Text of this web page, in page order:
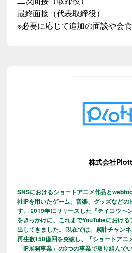
最終面接（代表取締役）
※必要に応じて追加の面談や会
株式会社Plott
SNSにおけるショートアニメ作品と
社IPを用いたゲーム、音楽、グッズなどの
す。 2019年にリリースした『テイコウペ
をきっかけに、これまでYouTubeにおけ
出してきました。 現在では、累計チャン
再生数150億回を突破し、「ショートアニ
「IP展開事業」の3つの事業で取り組んでい